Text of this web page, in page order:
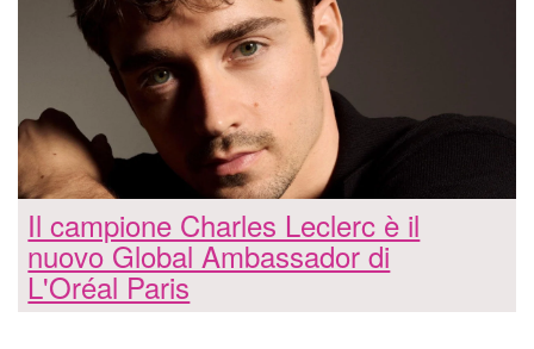
Il campione Charles Leclerc è il
nuovo Global Ambassador di
L'Oréal Paris